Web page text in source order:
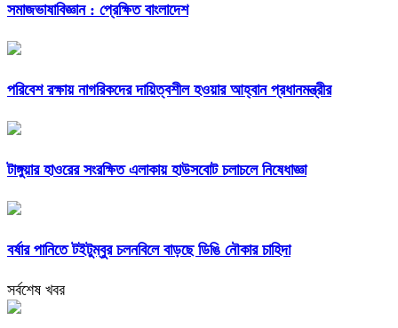
সমাজভাষাবিজ্ঞান : প্রেক্ষিত বাংলাদেশ
পরিবেশ রক্ষায় নাগরিকদের দায়িত্বশীল হওয়ার আহ্বান প্রধানমন্ত্রীর
টাঙ্গুয়ার হাওরের সংরক্ষিত এলাকায় হাউসবোট চলাচলে নিষেধাজ্ঞা
বর্ষার পানিতে টইটুম্বুর চলনবিলে বাড়ছে ডিঙি নৌকার চাহিদা
সর্বশেষ খবর